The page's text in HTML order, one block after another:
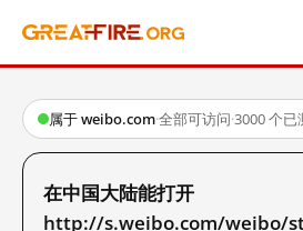
属于 weibo.com·全部可访问·3000 个已
在中国大陆能打开
http://s.weibo.com/weibo/